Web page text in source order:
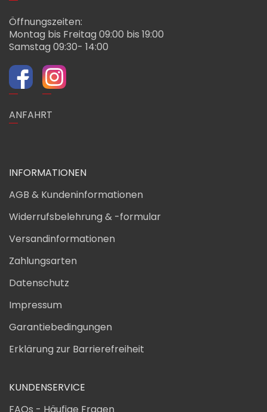
Öffnungszeiten:
Montag bis Freitag 09:00 bis 19:00
Samstag 09:30- 14:00
ANFAHRT
INFORMATIONEN
AGB & Kundeninformationen
Widerrufsbelehrung & -formular
Versandinformationen
Zahlungsarten
Datenschutz
Impressum
Garantiebedingungen
Erklärung zur Barrierefreiheit
KUNDENSERVICE
FAQs - Häufige Fragen